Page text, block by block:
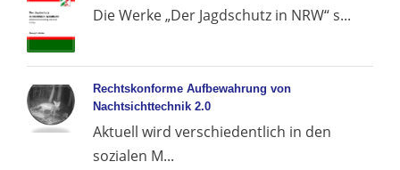
Die Werke „Der Jagdschutz in NRW“ s...
Rechtskonforme Aufbewahrung von
Nachtsichttechnik 2.0
Aktuell wird verschiedentlich in den
sozialen M...